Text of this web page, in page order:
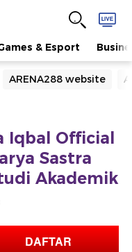
& Esport
ARENA288 website
Iqbal Official
Sastra
Akademik
DAFTAR